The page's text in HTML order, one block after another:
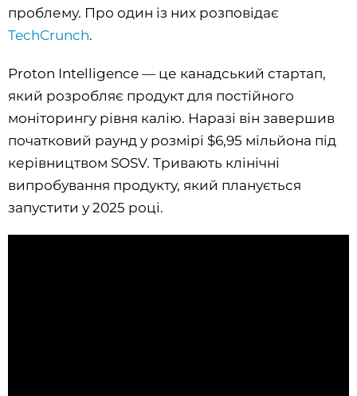
проблему. Про один із них розповідає
TechCrunch.
Proton Intelligence — це канадський стартап,
який розробляє продукт для постійного
моніторингу рівня калію. Наразі він завершив
початковий раунд у розмірі $6,95 мільйона під
керівництвом SOSV. Тривають клінічні
випробування продукту, який планується
запустити у 2025 році.